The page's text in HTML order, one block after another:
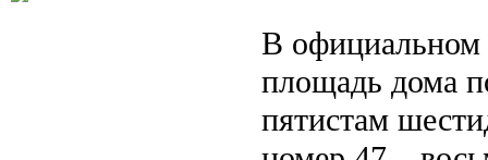
В официальном
площадь дома
пятистам